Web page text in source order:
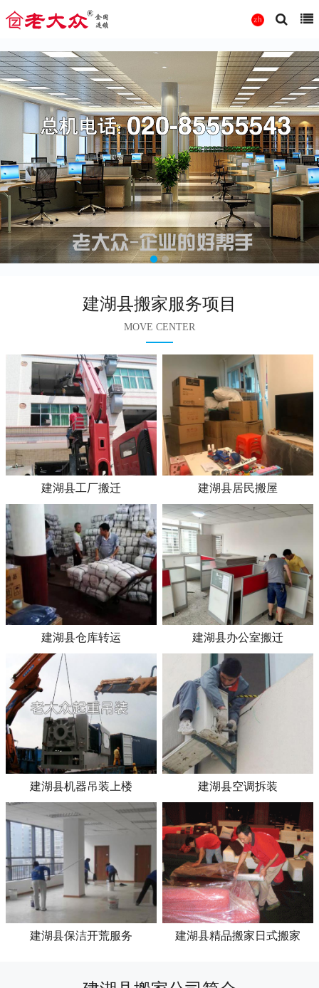
建湖县搬家服务项目
MOVE CENTER
建湖县工厂搬迁 建湖县居民搬屋
建湖县仓库转运 建湖县办公室搬迁
建湖县机器吊装上楼 建湖县空调拆装
建湖县保洁开荒服务 建湖县精品搬家日式搬家